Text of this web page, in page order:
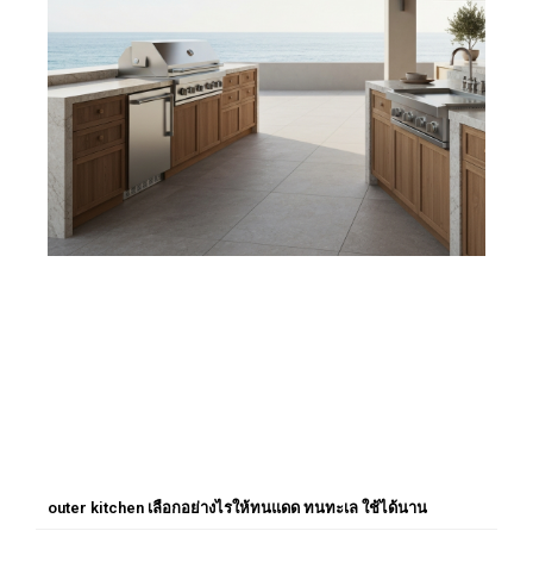
outer kitchen เลือกอย่างไรให้ทนแดด ทนทะเล ใช้ได้นาน